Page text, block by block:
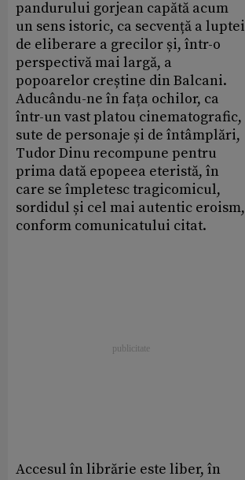
pandurului gorjean capătă acum
un sens istoric, ca secvență a luptei
de eliberare a grecilor și, într-o
perspectivă mai largă, a
popoarelor creștine din Balcani.
Aducându-ne în fața ochilor, ca
într-un vast platou cinematografic,
sute de personaje și de întâmplări,
Tudor Dinu recompune pentru
prima dată epopeea eteristă, în
care se împletesc tragicomicul,
sordidul și cel mai autentic eroism,
conform comunicatului citat.
Accesul în librărie este liber, în